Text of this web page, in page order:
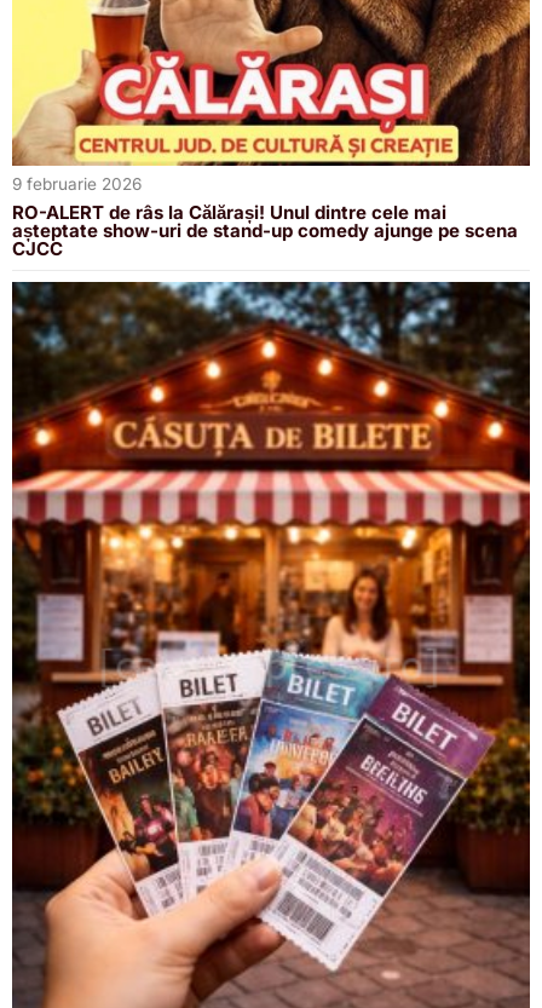
9 februarie 2026
RO-ALERT de râs la Călărași! Unul dintre cele mai
așteptate show-uri de stand-up comedy ajunge pe scena
CJCC